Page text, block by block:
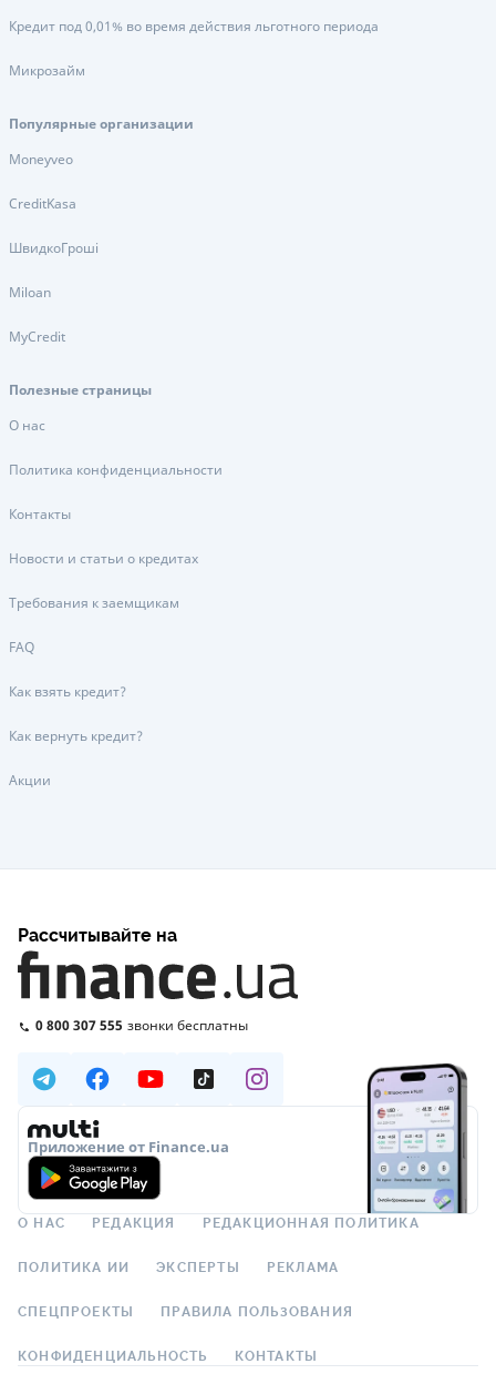
Кредит под 0,01% во время действия льготного периода
Микрозайм
Популярные организации
Moneyveo
CreditKasa
ШвидкоГроші
Miloan
MyCredit
Полезные страницы
О нас
Политика конфиденциальности
Контакты
Новости и статьи о кредитах
Требования к заемщикам
FAQ
Как взять кредит?
Как вернуть кредит?
Акции
Рассчитывайте на
0 800 307 555 звонки бесплатны
Приложение от Finance.ua
О НАС РЕДАКЦИЯ РЕДАКЦИОННАЯ ПОЛИТИКА
ПОЛИТИКА ИИ ЭКСПЕРТЫ РЕКЛАМА
СПЕЦПРОЕКТЫ ПРАВИЛА ПОЛЬЗОВАНИЯ
КОНФИДЕНЦИАЛЬНОСТЬ КОНТАКТЫ